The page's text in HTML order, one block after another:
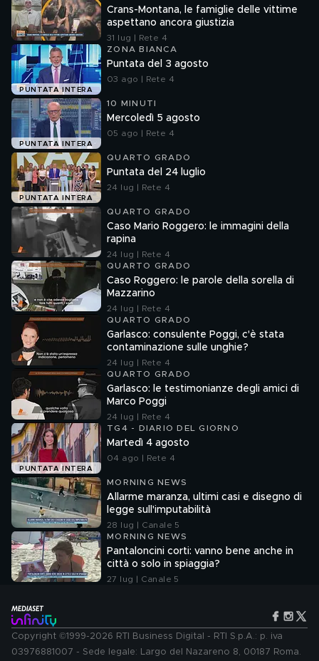
Crans-Montana, le famiglie delle vittime
aspettano ancora giustizia
31 lug | Rete 4
PUNTATA INTERA
ZONA BIANCA
Puntata del 3 agosto
03 ago | Rete 4
PUNTATA INTERA
10 MINUTI
Mercoledì 5 agosto
05 ago | Rete 4
PUNTATA INTERA
QUARTO GRADO
Puntata del 24 luglio
24 lug | Rete 4
QUARTO GRADO
Caso Mario Roggero: le immagini della
rapina
24 lug | Rete 4
QUARTO GRADO
Caso Roggero: le parole della sorella di
Mazzarino
24 lug | Rete 4
QUARTO GRADO
Garlasco: consulente Poggi, c'è stata
contaminazione sulle unghie?
24 lug | Rete 4
QUARTO GRADO
Garlasco: le testimonianze degli amici di
Marco Poggi
24 lug | Rete 4
PUNTATA INTERA
TG4 - DIARIO DEL GIORNO
Martedì 4 agosto
04 ago | Rete 4
MORNING NEWS
Allarme maranza, ultimi casi e disegno di
legge sull'imputabilità
28 lug | Canale 5
MORNING NEWS
Pantaloncini corti: vanno bene anche in
città o solo in spiaggia?
27 lug | Canale 5
Copyright ©1999-2026 RTI Business Digital - RTI S.p.A.: p. iva
03976881007 - Sede legale: Largo del Nazareno 8, 00187 Roma.